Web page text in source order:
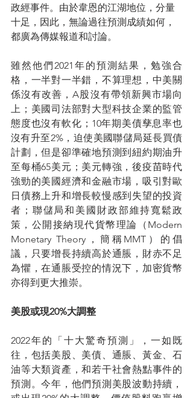
政經事件。由於韋恩的江湖地位，分量
十足，因此，無論過往預測成績如何，
都廣為傳媒報道和討論。
雖然他們2021年的預測結果，勉強合
格，一半對一半錯，不算理想，中美關
係沒有改善，A股沒有帶領新興市場向
上；美國司法部對大型科技企業的監管
態度也沒有軟化；10年期美債孳息率也
沒有升至2%，迫使美國聯儲局延長買債
計劃，但是卻準確地預測到紐約期油升
至每桶65美元；美元轉強，後疫苗時代
強勁的美國經濟和金融市場，吸引對歐
日債務上升和增長較慢感到失望的投資
者；聯儲局和美國財政部維持寬鬆政
策，公開接納現代貨幣理論（Modern
Monetary Theory，簡稱MMT）的倡
議，只要增長持續高於通脹，財赤不足
為懼，在通脹受控的情況下，加密貨幣
亦得到更大推崇。
美股或現20%大調整
2022年的「十大驚奇預測」，一如既
往，包括美股、美債、通脹、黃金、石
油等大類資產，和若干社會熱點事件的
預測。今年，他們預測美股波動持續，